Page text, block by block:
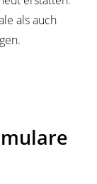
als auch